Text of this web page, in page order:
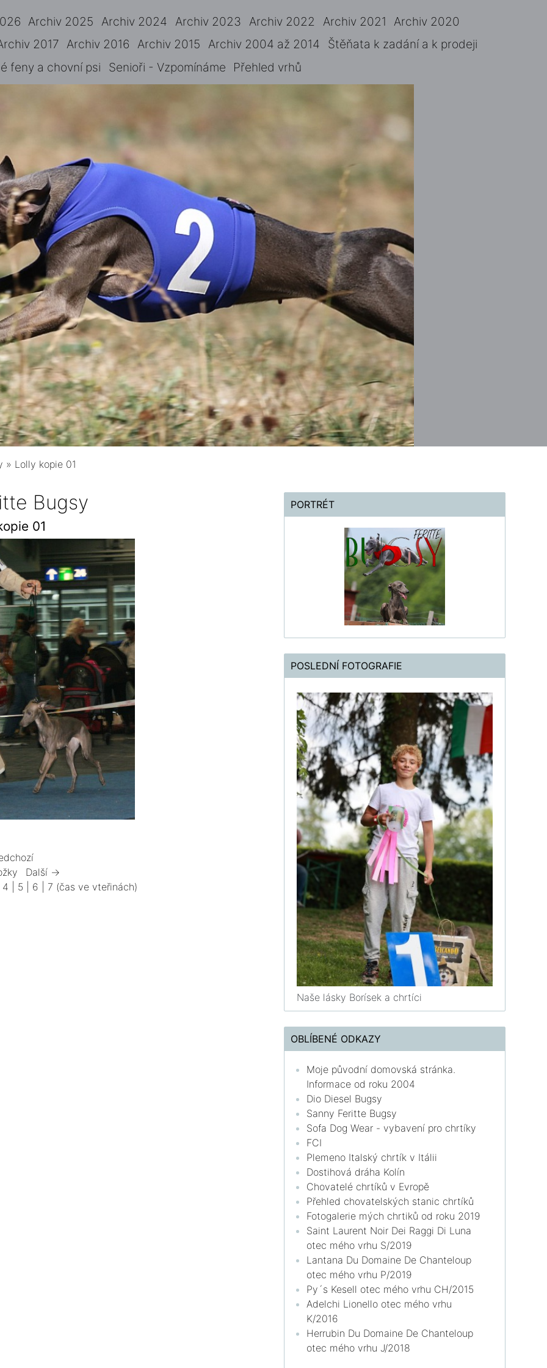
Archiv 2025 Archiv 2024 Archiv 2023 Archiv 2022 Archiv 2021
Archiv 2020
2017 Archiv 2016 Archiv 2015 Archiv 2004 až 2014
Štěňata k zadání a k prodeji
feny a chovní psi
Senioři - Vzpomínáme Přehled vrhů
» Lolly kopie 01
Bugsy
01
Další →
4 5 6 7 (čas ve vteřinách)
PORTRÉT
POSLEDNÍ FOTOGRAFIE
Naše lásky Borísek a chrtíci
OBLÍBENÉ ODKAZY
Moje původní domovská stránka.
Informace od roku 2004
Dio Diesel Bugsy
Sanny Feritte Bugsy
Sofa Dog Wear - vybavení pro chrtíky
FCI
Plemeno Italský chrtík v Itálii
Dostihová dráha Kolín
Chovatelé chrtíků v Evropě
Přehled chovatelských stanic chrtíků
Fotogalerie mých chrtiků od roku 2019
Saint Laurent Noir Dei Raggi Di Luna
otec mého vrhu S/2019
Lantana Du Domaine De Chanteloup
otec mého vrhu P/2019
Py´s Kesell otec mého vrhu CH/2015
Adelchi Lionello otec mého vrhu
K/2016
Herrubin Du Domaine De Chanteloup
otec mého vrhu J/2018